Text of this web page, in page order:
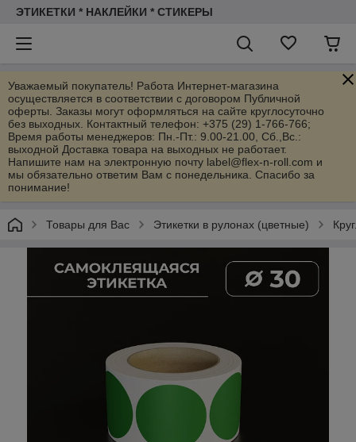
ЭТИКЕТКИ * НАКЛЕЙКИ * СТИКЕРЫ
Уважаемый покупатель! Работа Интернет-магазина
осуществляется в соответствии с договором Публичной
оферты. Заказы могут оформляться на сайте круглосуточно
без выходных. Контактный телефон: +375 (29) 1-766-766;
Время работы менеджеров: Пн.-Пт.: 9.00-21.00, Сб.,Вс.:
выходной Доставка товара на выходных не работает.
Напишите нам на электронную почту label@flex-n-roll.com и
мы обязательно ответим Вам с понедельника. Спасибо за
понимание!
Товары для Вас Этикетки в рулонах (цветные)